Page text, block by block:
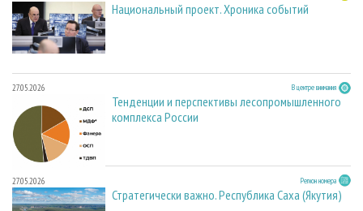
Национальный проект. Хроника событий
27.05.2026 В центре внимания
Тенденции и перспективы лесопромышленного
комплекса России
27.05.2026 Регион номера
Стратегически важно. Республика Саха (Якутия)